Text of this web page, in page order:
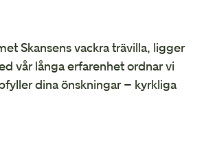
Skansens vackra trävilla, ligger
vår långa erfarenhet ordnar vi
dina önskningar – kyrkliga